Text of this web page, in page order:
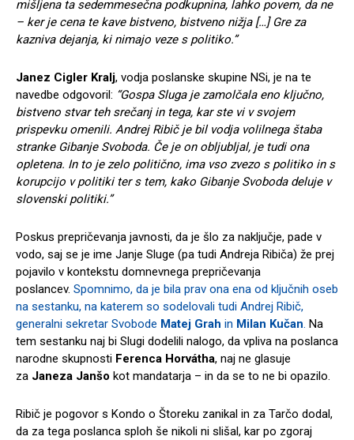
mišljena ta sedemmesečna podkupnina, lahko povem, da ne
– ker je cena te kave bistveno, bistveno nižja […] Gre za
kazniva dejanja, ki nimajo veze s politiko.”
Janez Cigler Kralj, vodja poslanske skupine NSi, je na te
navedbe odgovoril: “Gospa Sluga je zamolčala eno ključno,
bistveno stvar teh srečanj in tega, kar ste vi v svojem
prispevku omenili. Andrej Ribič je bil vodja volilnega štaba
stranke Gibanje Svoboda. Če je on obljubljal, je tudi ona
opletena. In to je zelo politično, ima vso zvezo s politiko in s
korupcijo v politiki ter s tem, kako Gibanje Svoboda deluje v
slovenski politiki.”
Poskus prepričevanja javnosti, da je šlo za naključje, pade v
vodo, saj se je ime Janje Sluge (pa tudi Andreja Ribiča) že prej
pojavilo v kontekstu domnevnega prepričevanja
poslancev. Spomnimo, da je bila prav ona ena od ključnih oseb
na sestanku, na katerem so sodelovali tudi Andrej Ribič,
generalni sekretar Svobode Matej Grah in Milan Kučan. Na
tem sestanku naj bi Slugi dodelili nalogo, da vpliva na poslanca
narodne skupnosti Ferenca Horvátha, naj ne glasuje
za Janeza Janšo kot mandatarja – in da se to ne bi opazilo.
Ribič je pogovor s Kondo o Štoreku zanikal in za Tarčo dodal,
da za tega poslanca sploh še nikoli ni slišal, kar po zgoraj